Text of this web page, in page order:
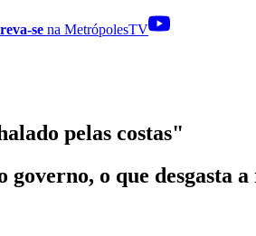
se na MetrópolesTV
pelas costas"
o que desgasta